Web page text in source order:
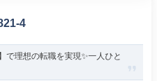
4
で理想の転職を実現✨一人ひと